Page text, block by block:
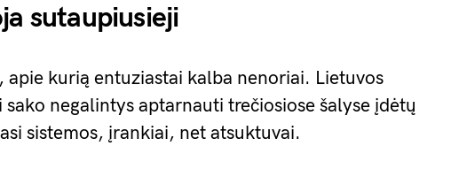
sutaupiusieji
apie kurią entuziastai kalba nenoriai. Lietuvos
negalintys aptarnauti trečiosiose šalyse įdėtų
sistemos, įrankiai, net atsuktuvai.